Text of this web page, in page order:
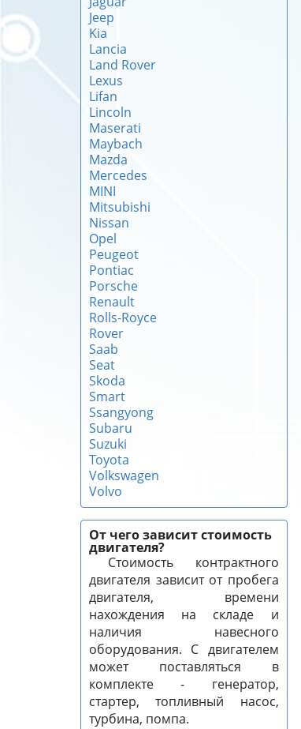
Jeep
Kia
Lancia
Land Rover
Lexus
Lifan
Lincoln
Maserati
Maybach
Mazda
Mercedes
MINI
Mitsubishi
Nissan
Opel
Peugeot
Pontiac
Porsche
Renault
Rolls-Royce
Rover
Saab
Seat
Skoda
Smart
Ssangyong
Subaru
Suzuki
Toyota
Volkswagen
Volvo
От чего зависит стоимость
двигателя?
Стоимость контрактного
двигателя зависит от пробега
двигателя, времени
нахождения на складе и
наличия навесного
оборудования. С двигателем
может поставляться в
комплекте - генератор,
стартер, топливный насос,
турбина, помпа.